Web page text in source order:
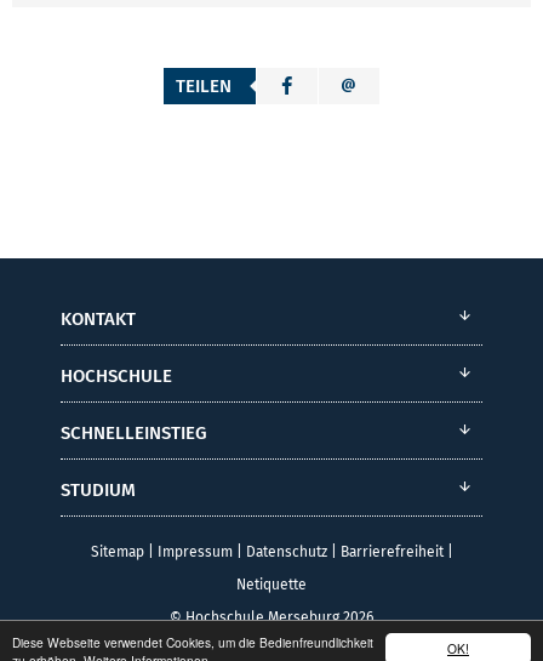
OK!
Diese Webseite verwendet Cookies, um die Bedienfreundlichkeit
TEILEN
KONTAKT
HOCHSCHULE
SCHNELLEINSTIEG
STUDIUM
Sitemap| Impressum| Datenschutz| Barrierefreiheit|
Netiquette
© Hochschule Merseburg 2026